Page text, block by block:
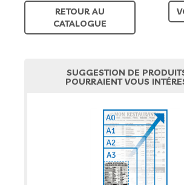
RETOUR AU
CATALOGUE
SUGGESTION DE
POURRAIENT VOUS